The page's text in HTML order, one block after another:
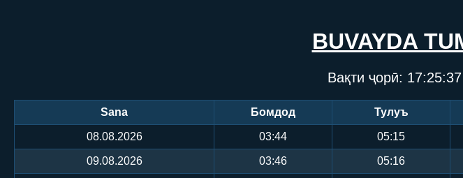
BUVAYDA
Вақти ҷорӣ: 17:25:37
Sana Бомдод Тулуъ
08.08.2026 03:44 05:15
09.08.2026 03:46 05:16